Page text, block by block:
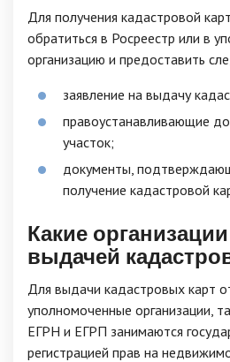
Для получения кадастровой
обратиться в Росреестр или в
организацию и предоставить
заявление на выдачу
правоустанавливающие
участок;
документы,
получение кадастровой
Какие
выдачей
Для выдачи кадастровых карт
уполномоченные организации,
ЕГРН и ЕГРП занимаются
регистрацией прав на